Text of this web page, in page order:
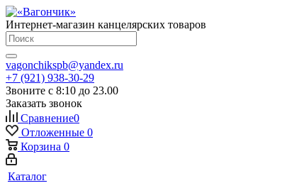
Интернет-магазин канцелярских товаров
vagonchikspb@yandex.ru
+7 (921) 938-30-29
Звоните с 8:10 до 23.00
Заказать звонок
Сравнение0
Отложенные 0
Корзина 0
Каталог